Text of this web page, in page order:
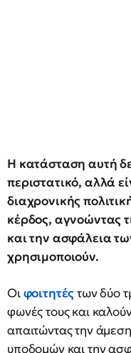
Η κατάσταση αυτή
περιστατικό, αλλά
διαχρονικής
κέρδος, αγνοώντας
και την ασφάλεια
χρησιμοποιούν.
Οιφοιτητέςτων δύο
φωνές τους και
απαιτώντας την
υποδομών και την